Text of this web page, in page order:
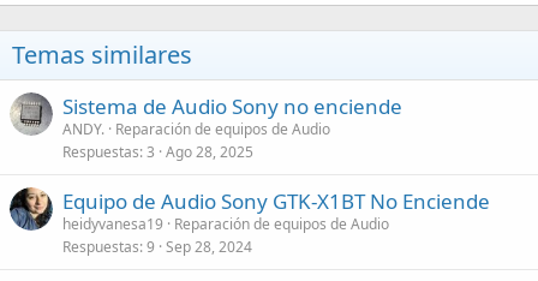
Temas similares
Sistema de Audio Sony no enciende
ANDY. Reparación de equipos de Audio
Respuestas 3 Ago 28, 2025
Equipo de Audio Sony GTK-X1BT No Enciende
heidyvanesa19
Reparación de equipos de Audio
Respuestas 9 Sep 28, 2024